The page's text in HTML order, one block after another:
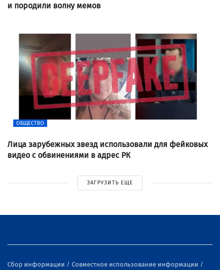
и породили волну мемов
ОБЩЕСТВО
Лица зарубежных звезд использовали для фейковых
видео с обвинениями в адрес РК
ЗАГРУЗИТЬ ЕЩЕ
Сбор информации Совместное использование информации